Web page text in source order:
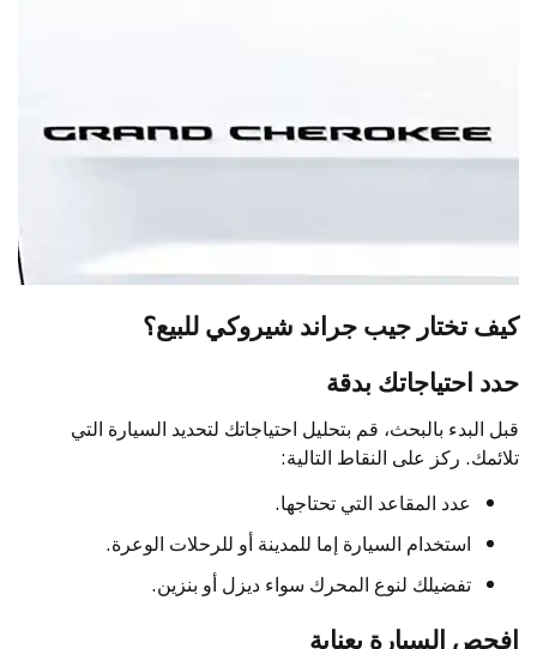
كيف تختار جيب جراند شيروكي للبيع؟
حدد احتياجاتك بدقة
قبل البدء بالبحث، قم بتحليل احتياجاتك لتحديد السيارة التي
تلائمك. ركز على النقاط التالية:
عدد المقاعد التي تحتاجها.
استخدام السيارة إما للمدينة أو للرحلات الوعرة.
تفضيلك لنوع المحرك سواء ديزل أو بنزين.
افحص السيارة بعناية